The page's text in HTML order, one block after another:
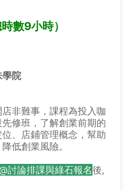
數9小時）
學院
非難事，課程為投入咖
修班，了解創業前期的
、店鋪管理概念，幫助
低創業風險。
討論排課與綠石報名後,